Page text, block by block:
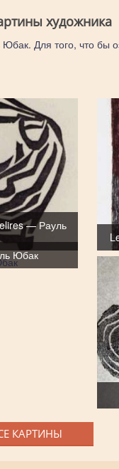
художника
Для того, что бы
— Рауль
Юбак
КАРТИНЫ